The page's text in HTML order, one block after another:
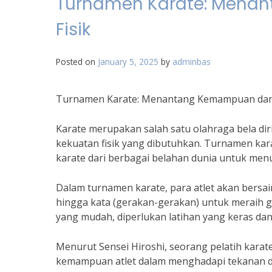
Fisik
Posted on January 5, 2025 by adminbas
Turnamen Karate: Menantang Kemampuan
Karate merupakan salah satu olahraga bela
kekuatan fisik yang dibutuhkan. Turnamen
karate dari berbagai belahan dunia untuk
Dalam turnamen karate, para atlet akan
hingga kata (gerakan-gerakan) untuk meraih
yang mudah, diperlukan latihan yang keras
Menurut Sensei Hiroshi, seorang pelatih
kemampuan atlet dalam menghadapi